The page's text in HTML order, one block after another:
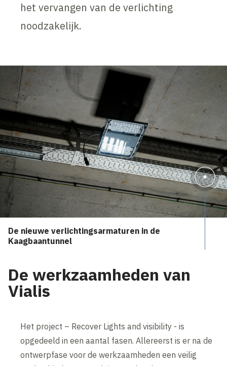
het vervangen van de verlichting
noodzakelijk.
De nieuwe verlichtingsarmaturen in de
Kaagbaantunnel
De werkzaamheden van
Vialis
Het project – Recover Lights and visibility - is
opgedeeld in een aantal fasen. Allereerst is er na de
ontwerpfase voor de werkzaamheden een veilig